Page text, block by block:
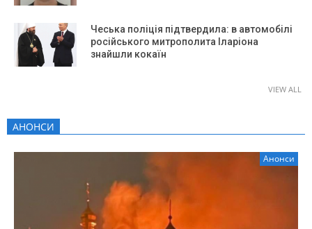
Чеська поліція підтвердила: в автомобілі
російського митрополита Іларіона
знайшли кокаїн
VIEW ALL
АНОНСИ
Анонси